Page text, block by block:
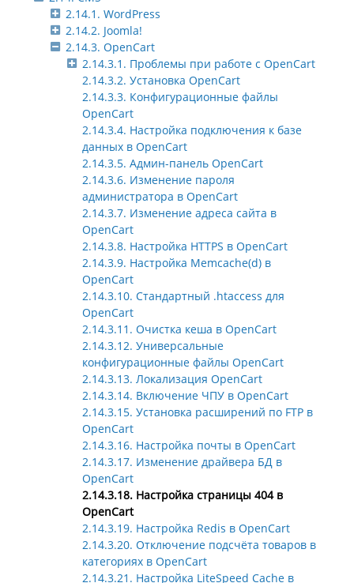
2.14.1. WordPress
2.14.2. Joomla!
2.14.3. OpenCart
2.14.3.1. Проблемы при работе с OpenCart
2.14.3.2. Установка OpenCart
2.14.3.3. Конфигурационные файлы
OpenCart
2.14.3.4. Настройка подключения к базе
данных в OpenCart
2.14.3.5. Админ-панель OpenCart
2.14.3.6. Изменение пароля
администратора в OpenCart
2.14.3.7. Изменение адреса сайта в
OpenCart
2.14.3.8. Настройка HTTPS в OpenCart
2.14.3.9. Настройка Memcache(d) в
OpenCart
2.14.3.10. Стандартный .htaccess для
OpenCart
2.14.3.11. Очистка кеша в OpenCart
2.14.3.12. Универсальные
конфигурационные файлы OpenCart
2.14.3.13. Локализация OpenCart
2.14.3.14. Включение ЧПУ в OpenCart
2.14.3.15. Установка расширений по FTP в
OpenCart
2.14.3.16. Настройка почты в OpenCart
2.14.3.17. Изменение драйвера БД в
OpenCart
2.14.3.18. Настройка страницы 404 в
OpenCart
2.14.3.19. Настройка Redis в OpenCart
2.14.3.20. Отключение подсчёта товаров в
категориях в OpenCart
2.14.3.21. Настройка LiteSpeed Cache в